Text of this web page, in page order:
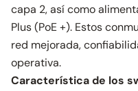
capa 2, así como
Plus (PoE +). Estos
red mejorada,
operativa.
Característica de los